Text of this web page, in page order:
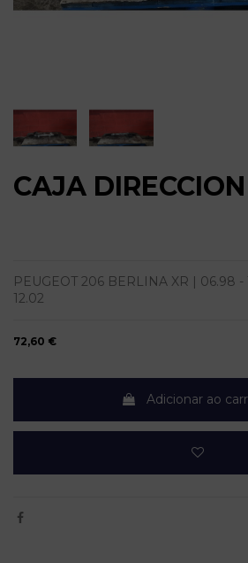
CAJA DIRECCION
PEUGEOT 206 BERLINA XR | 06.98 -
12.02
72,60 €
Adicionar ao